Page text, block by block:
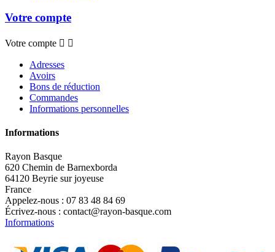
Votre compte
Votre compte  
Adresses
Avoirs
Bons de réduction
Commandes
Informations personnelles
Informations
Rayon Basque
620 Chemin de Barnexborda
64120 Beyrie sur joyeuse
France
Appelez-nous : 07 83 48 84 69
Écrivez-nous : contact@rayon-basque.com
Informations